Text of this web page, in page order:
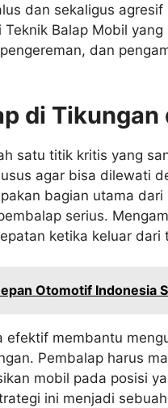
dan sekaligus
Teknik Balap Mobil
dan
di
satu titik kritis yang
agar bisa dilewati
bagian utama
serius.
ketika keluar
Otomotif Indonesia
efektif membantu
Pembalap harus
mobil pada posisi
ini menjadi